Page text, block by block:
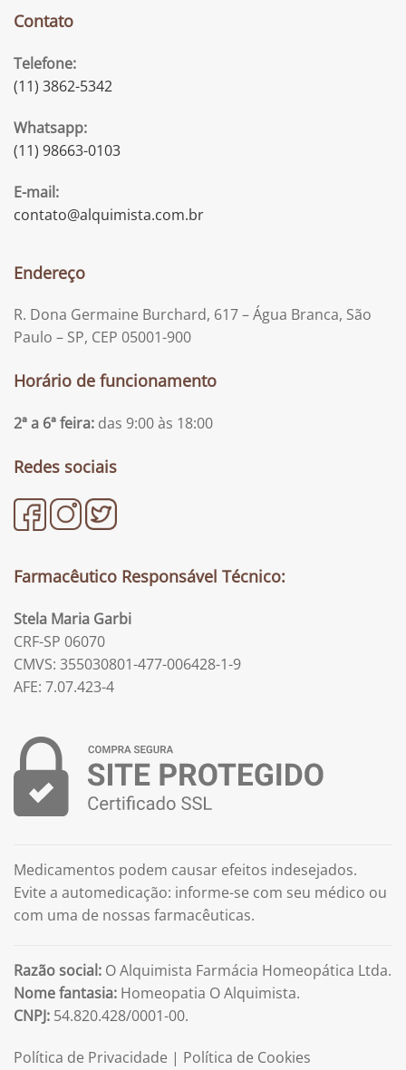
Contato
Telefone:
(11) 3862-5342
Whatsapp:
(11) 98663-0103
E-mail:
contato@alquimista.com.br
Endereço
R. Dona Germaine Burchard, 617 – Água Branca, São
Paulo – SP, CEP 05001-900
Horário de funcionamento
2ª a 6ª feira: das 9:00 às 18:00
Redes sociais
Farmacêutico Responsável Técnico:
Stela Maria Garbi
CRF-SP 06070
CMVS: 355030801-477-006428-1-9
AFE: 7.07.423-4
Medicamentos podem causar efeitos indesejados.
Evite a automedicação: informe-se com seu médico ou
com uma de nossas farmacêuticas.
Razão social: O Alquimista Farmácia Homeopática Ltda.
Nome fantasia: Homeopatia O Alquimista.
CNPJ: 54.820.428/0001-00.
Política de Privacidade | Política de Cookies